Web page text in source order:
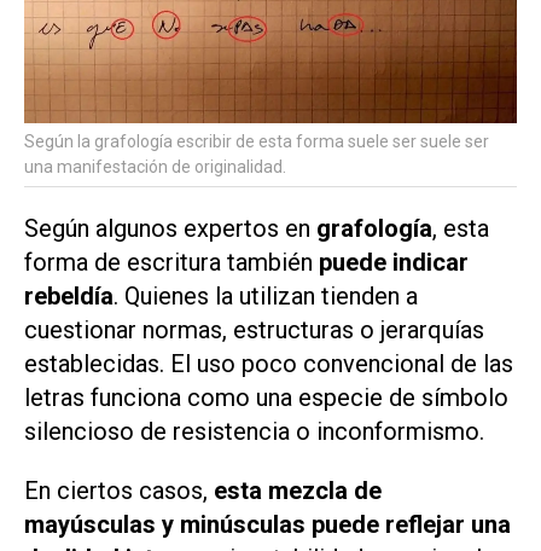
Según la grafología escribir de esta forma suele ser suele ser
una manifestación de originalidad.
Según algunos expertos en grafología, esta
forma de escritura también puede indicar
rebeldía. Quienes la utilizan tienden a
cuestionar normas, estructuras o jerarquías
establecidas. El uso poco convencional de las
letras funciona como una especie de símbolo
silencioso de resistencia o inconformismo.
En ciertos casos, esta mezcla de
mayúsculas y minúsculas puede reflejar una